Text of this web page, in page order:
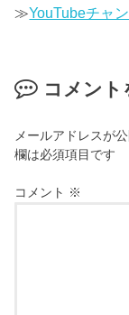
≫YouTubeチャ
コメント
メールアドレスが
欄は必須項目です
コメント ※